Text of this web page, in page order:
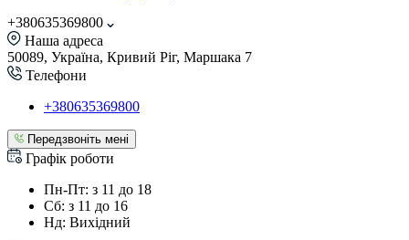
+380635369800
Наша адреса
50089, Україна, Кривий Ріг, Маршака 7
Телефони
+380635369800
Передзвоніть мені
Графік роботи
Пн-Пт: з 11 до 18
Сб: з 11 до 16
Нд: Вихідний